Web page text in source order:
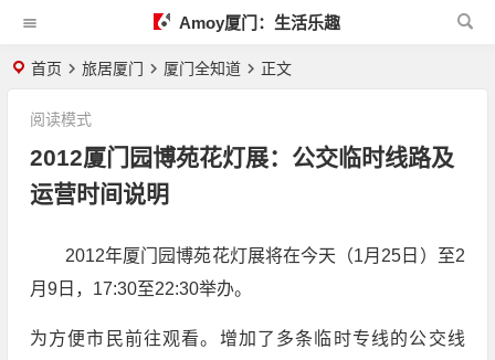
Amoy厦门：生活乐趣
首页 旅居厦门 厦门全知道 正文
2012厦门园博苑花灯展：公交临时线路及
运营时间说明
阅读模式
2012年厦门园博苑花灯展将在今天（1月25日）至2
月9日，17:30至22:30举办。
为方便市民前往观看。增加了多条临时专线的公交线